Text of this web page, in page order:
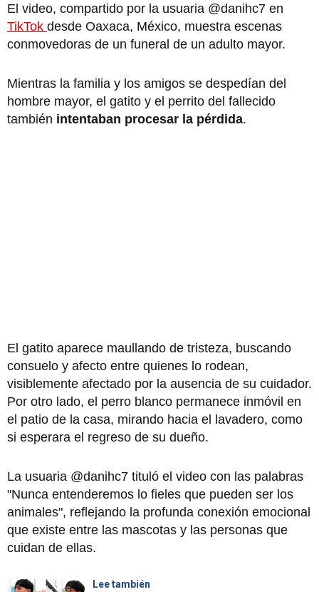
El video, compartido por la usuaria @danihc7 en
TikTok desde Oaxaca, México, muestra escenas
conmovedoras de un funeral de un adulto mayor.
Mientras la familia y los amigos se despedían del
hombre mayor, el gatito y el perrito del fallecido
también intentaban procesar la pérdida.
El gatito aparece maullando de tristeza, buscando
consuelo y afecto entre quienes lo rodean,
visiblemente afectado por la ausencia de su cuidador.
Por otro lado, el perro blanco permanece inmóvil en
el patio de la casa, mirando hacia el lavadero, como
si esperara el regreso de su dueño.
La usuaria @danihc7 tituló el video con las palabras
"Nunca entenderemos lo fieles que pueden ser los
animales", reflejando la profunda conexión emocional
que existe entre las mascotas y las personas que
cuidan de ellas.
Lee también